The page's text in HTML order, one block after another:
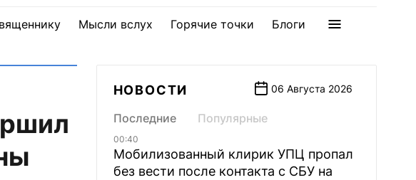
Мысли вслух Горячие точки Блоги
НОВОСТИ 06 Августа 2026
Последние Популярные
00:40
Мобилизованный клирик УПЦ пропал
без вести после контакта с СБУ на